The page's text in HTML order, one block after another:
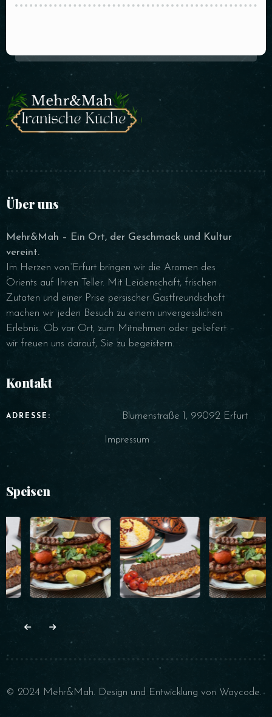
Über uns
Mehr&Mah – Ein Ort, der Geschmack und Kultur
vereint.
Im Herzen von Erfurt bringen wir die Aromen des
Orients auf Ihren Teller. Mit Leidenschaft, frischen
Zutaten und einer Prise persischer Gastfreundschaft
machen wir jeden Besuch zu einem unvergesslichen
Erlebnis. Ob vor Ort, zum Mitnehmen oder geliefert –
wir freuen uns darauf, Sie zu begeistern.
Kontakt
ADRESSE: Blumenstraße 1, 99092 Erfurt
Impressum
Speisen
© 2024 Mehr&Mah. Design und Entwicklung von Waycode.